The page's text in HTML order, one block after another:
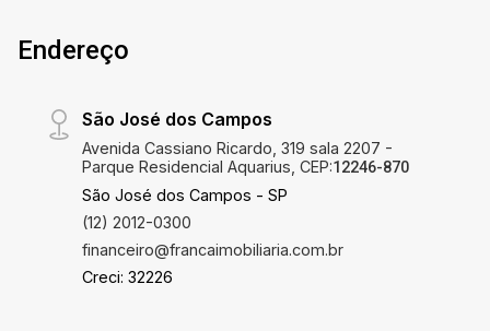
para toda a família. Entre em contato para mais
informações e agende sua visita.
Endereço
São José dos Campos
Avenida Cassiano Ricardo, 319 sala 2207 -
Parque Residencial Aquarius, CEP:12246-870
São José dos Campos - SP
(12) 2012-0300
financeiro@francaimobiliaria.com.br
Creci: 32226